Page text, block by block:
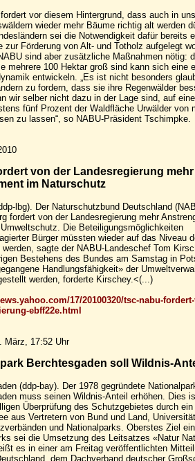
vor diesem Hintergrund, dass auch in
wieder mehr Bäume richtig alt werden
sei die Notwendigkeit dafür bereits
zur Förderung von Alt- und Totholz aufgelegt
sind aber zusätzliche Maßnahmen nötig:
mehrere 100 Hektar groß sind kann sich eine
entwickeln. „Es ist nicht besonders
zu fordern, dass sie ihre Regenwälder
wir selber nicht dazu in der Lage sind, auf
fünf Prozent der Waldfläche Urwälder von
zu lassen“, so NABU-Präsident Tschimpke.
von der Landesregierung mehr
im Naturschutz
lbg). Der Naturschutzbund Deutschland
fordert von der Landesregierung mehr
Die Beteiligungsmöglichkeiten
Bürger müssten wieder auf das Niveau
werden, sagte der NABU-Landeschef Tom
Bestehens des Bundes am Samstag in
Handlungsfähigkeit» der
werden, forderte Kirschey.<(...)
17/20100320/tsc-nabu-
ebff22e.html
März, 17:52 Uhr
Berchtesgaden soll Wildnis-
(ddp-bay). Der 1978 gegründete
muss seinen Wildnis-Anteil erhöhen. Dies
Überprüfung des Schutzgebietes durch ein
aus Vertretern von Bund und Land,
und Nationalparks. Oberstes Ziel
sei die Umsetzung des Leitsatzes «Natur
es in einer am Freitag veröffentlichten
dem Dachverband deutscher